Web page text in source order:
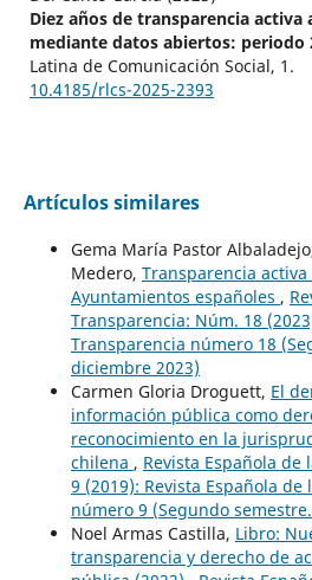
Diez años de transparencia activa
mediante datos abiertos: periodo
Latina de Comunicación Social, 1.
10.4185/rlcs-2025-2393
Artículos similares
Gema María Pastor
Medero, Transparencia
Ayuntamientos españoles ,
Transparencia: Núm. 18
Transparencia número 18
diciembre 2023)
Carmen Gloria Droguett, El
información pública como
reconocimiento en la
chilena , Revista Española
9 (2019): Revista Española de
número 9 (Segundo
Noel Armas Castilla, Libro:
transparencia y derecho de